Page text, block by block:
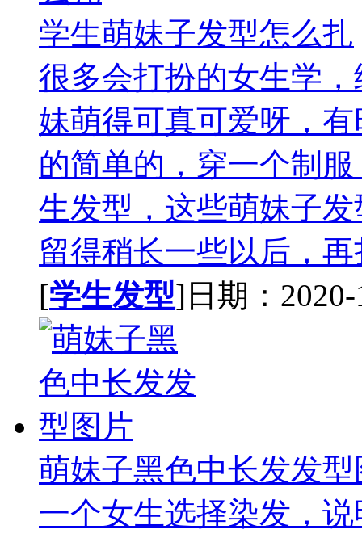
学生萌妹子发型怎么扎
很多会打扮的女生学
妹萌得可真可爱呀，
的简单的，穿一个制
生发型，这些萌妹子
留得稍长一些以后，
[学生发型]日期：2020-
萌妹子黑色中长发发型
一个女生选择染发，